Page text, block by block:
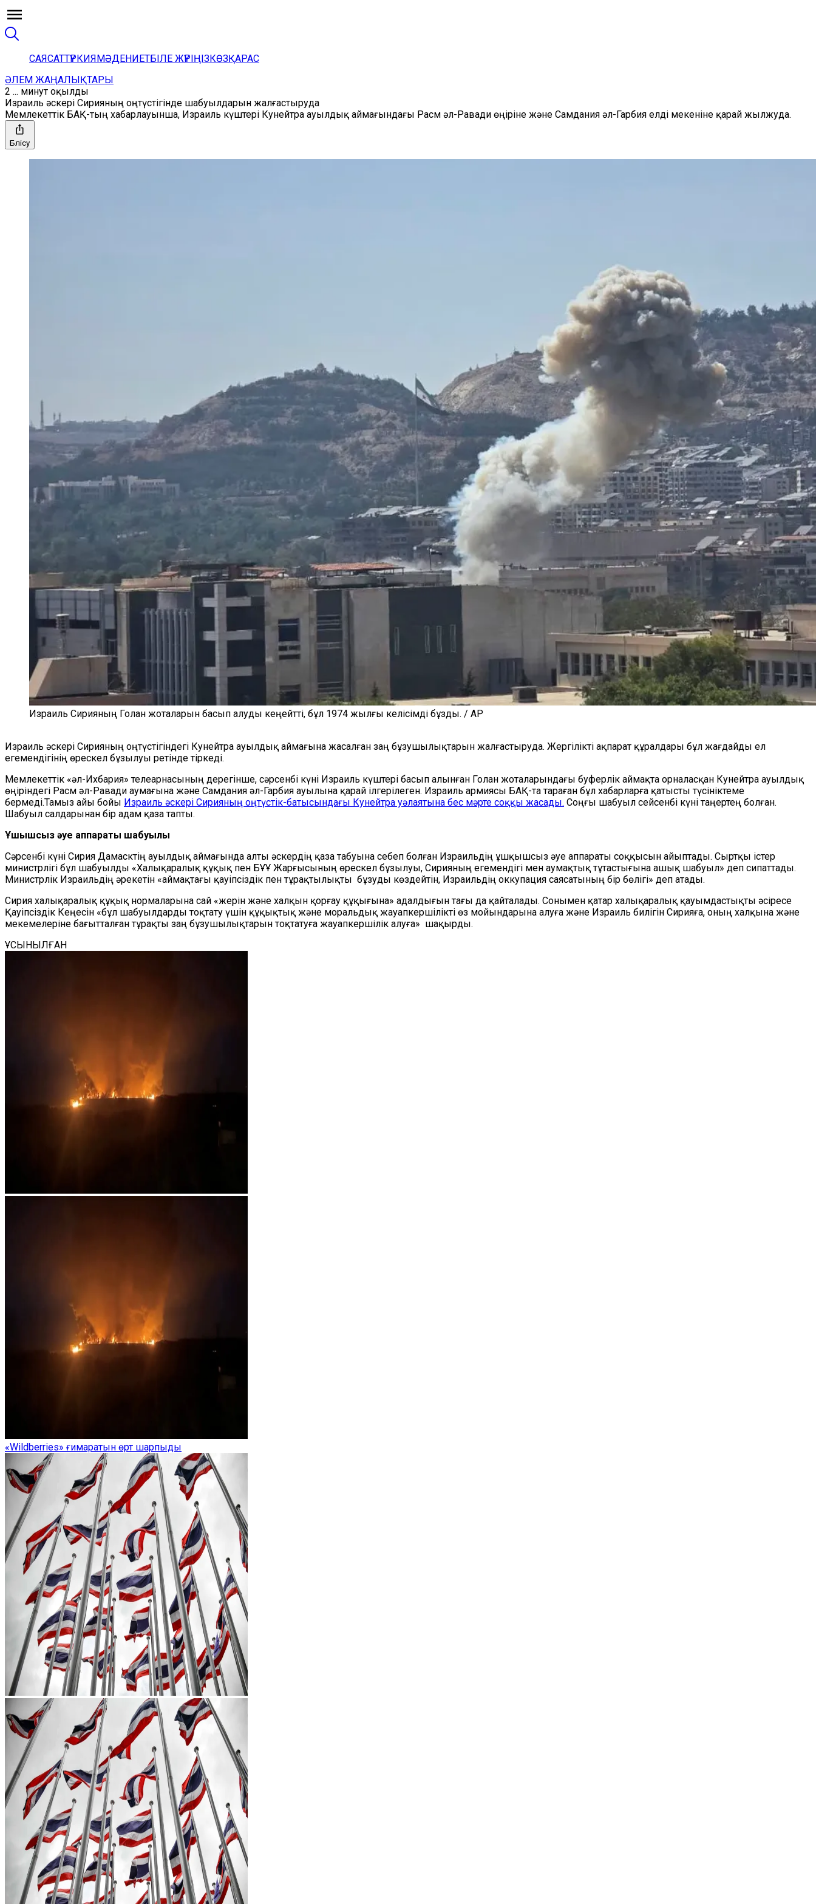
САЯСАТТҮРКИЯМӘДЕНИЕТБІЛЕ ЖҮРІҢІЗКӨЗҚАРАС
ӘЛЕМ ЖАҢАЛЫҚТАРЫ
2 ... минут оқылды
Израиль әскері Сирияның оңтүстігінде шабуылдарын жалғастыруда
Мемлекеттік БАҚ-тың хабарлауынша, Израиль күштері Кунейтра ауылдық аймағындағы Расм әл-Равади өңіріне және Самдания әл-Гарбия елді мекеніне қарай жылжуда.
Бөлісу
Израиль Сирияның Голан жоталарын басып алуды кеңейтті, бұл 1974 жылғы келісімді бұзды. / AP
Израиль әскері Сирияның оңтүстігіндегі Кунейтра ауылдық аймағына жасалған заң бұзушылықтарын жалғастыруда. Жергілікті ақпарат құралдары бұл жағдайды ел
егемендігінің өрескел бұзылуы ретінде тіркеді.
Мемлекеттік «әл-Ихбария» телеарнасының дерегінше, сәрсенбі күні Израиль күштері басып алынған Голан жоталарындағы буферлік аймақта орналасқан Кунейтра ауылдық
өңіріндегі Расм әл-Равади аумағына және Самдания әл-Гарбия ауылына қарай ілгерілеген. Израиль армиясы БАҚ-та тараған бұл хабарларға қатысты түсініктеме
бермеді.Тамыз айы бойы Израиль әскері Сирияның оңтүстік-батысындағы Кунейтра уәлаятына бес мәрте соққы жасады. Соңғы шабуыл сейсенбі күні таңертең болған.
Шабуыл салдарынан бір адам қаза тапты.
Ұшқышсыз әуе аппараты шабуылы
Сәрсенбі күні Сирия Дамасктің ауылдық аймағында алты әскердің қаза табуына себеп болған Израильдің ұшқышсыз әуе аппараты соққысын айыптады. Сыртқы істер
министрлігі бұл шабуылды «Халықаралық құқық пен БҰҰ Жарғысының өрескел бұзылуы, Сирияның егемендігі мен аумақтық тұтастығына ашық шабуыл» деп сипаттады.
Министрлік Израильдің әрекетін «аймақтағы қауіпсіздік пен тұрақтылықты бұзуды көздейтін, Израильдің оккупация саясатының бір бөлігі» деп атады.
Сирия халықаралық құқық нормаларына сай «жерін және халқын қорғау құқығына» адалдығын тағы да қайталады. Сонымен қатар халықаралық қауымдастықты әсіресе
Қауіпсіздік Кеңесін «бұл шабуылдарды тоқтату үшін құқықтық және моральдық жауапкершілікті өз мойындарына алуға және Израиль билігін Сирияға, оның халқына және
мекемелеріне бағытталған тұрақты заң бұзушылықтарын тоқтатуға жауапкершілік алуға» шақырды.
ҰСЫНЫЛҒАН
«Wildberries» ғимаратын өрт шарпыды